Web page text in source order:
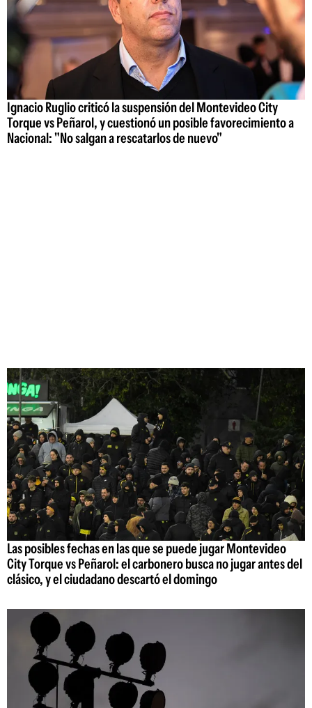
Ignacio Ruglio criticó la suspensión del Montevideo City
Torque vs Peñarol, y cuestionó un posible favorecimiento a
Nacional: "No salgan a rescatarlos de nuevo"
Las posibles fechas en las que se puede jugar Montevideo
City Torque vs Peñarol: el carbonero busca no jugar antes del
clásico, y el ciudadano descartó el domingo